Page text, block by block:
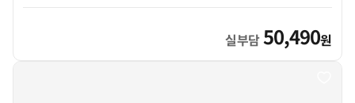
실부담50,490원